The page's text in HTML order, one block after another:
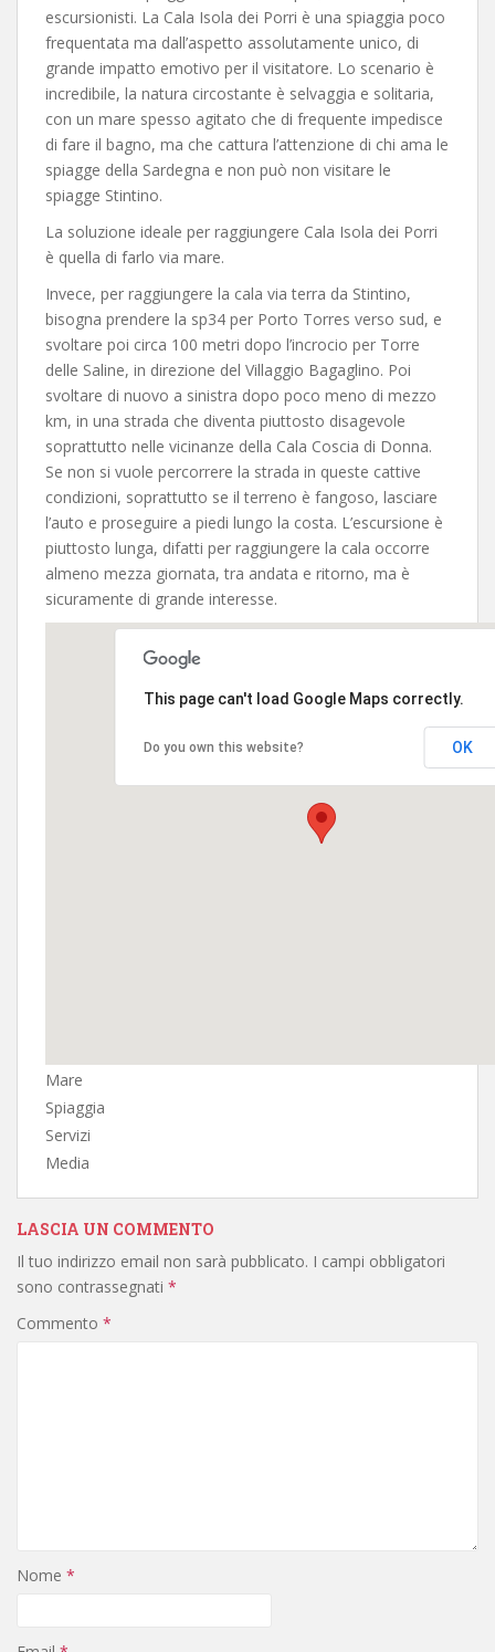
escursionisti. La Cala Isola dei Porri è una spiaggia poco
frequentata ma dall’aspetto assolutamente unico, di
grande impatto emotivo per il visitatore. Lo scenario è
incredibile, la natura circostante è selvaggia e solitaria,
con un mare spesso agitato che di frequente impedisce
di fare il bagno, ma che cattura l’attenzione di chi ama le
spiagge della Sardegna e non può non visitare le
spiagge Stintino.
La soluzione ideale per raggiungere Cala Isola dei Porri
è quella di farlo via mare.
Invece, per raggiungere la cala via terra da Stintino,
bisogna prendere la sp34 per Porto Torres verso sud, e
svoltare poi circa 100 metri dopo l’incrocio per Torre
delle Saline, in direzione del Villaggio Bagaglino. Poi
svoltare di nuovo a sinistra dopo poco meno di mezzo
km, in una strada che diventa piuttosto disagevole
soprattutto nelle vicinanze della Cala Coscia di Donna.
Se non si vuole percorrere la strada in queste cattive
condizioni, soprattutto se il terreno è fangoso, lasciare
l’auto e proseguire a piedi lungo la costa. L’escursione è
piuttosto lunga, difatti per raggiungere la cala occorre
almeno mezza giornata, tra andata e ritorno, ma è
sicuramente di grande interesse.
This page can't load Google Maps correctly.
Do you own this website? OK
Mare
Spiaggia
Servizi
Media
LASCIA UN COMMENTO
Il tuo indirizzo email non sarà pubblicato. I campi obbligatori
sono contrassegnati *
Commento *
Nome *